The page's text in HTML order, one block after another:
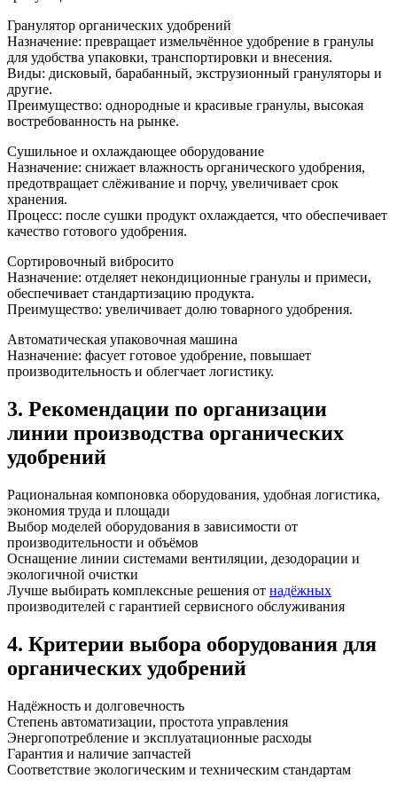
Гранулятор органических удобрений
Назначение: превращает измельчённое удобрение в гранулы
для удобства упаковки, транспортировки и внесения.
Виды: дисковый, барабанный, экструзионный грануляторы и
другие.
Преимущество: однородные и красивыe гранулы, высокая
востребованность на рынке.
Сушильное и охлаждающее оборудование
Назначение: снижает влажность органического удобрения,
предотвращает слёживание и порчу, увеличивает срок
хранения.
Процесс: после сушки продукт охлаждается, что обеспечивает
качество готового удобрения.
Сортировочный вибросито
Назначение: отделяет некондиционные гранулы и примеси,
обеспечивает стандартизацию продукта.
Преимущество: увеличивает долю товарного удобрения.
Автоматическая упаковочная машина
Назначение: фасует готовое удобрение, повышает
производительность и облегчает логистику.
3. Рекомендации по организации
линии производства органических
удобрений
Рациональная компоновка оборудования, удобная логистика,
экономия труда и площади
Выбор моделей оборудования в зависимости от
производительности и объёмов
Оснащение линии системами вентиляции, дезодорации и
экологичной очистки
Лучше выбирать комплексные решения от надёжных
производителей с гарантией сервисного обслуживания
4. Критерии выбора оборудования для
органических удобрений
Надёжность и долговечность
Степень автоматизации, простота управления
Энергопотребление и эксплуатационные расходы
Гарантия и наличие запчастей
Соответствие экологическим и техническим стандартам